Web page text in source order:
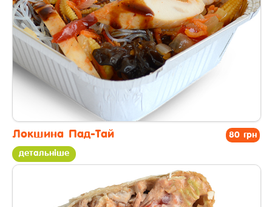
80 грн
Локшина Пад-Тай
детальніше